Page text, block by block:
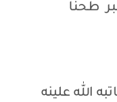
طحنا
الله علينه